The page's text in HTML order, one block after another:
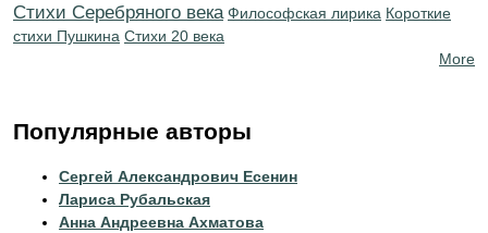
Cтихи Серебряного века Философская лирика Короткие
стихи Пушкина Стихи 20 века
More
Популярные авторы
Сергей Александрович Есенин
Лариса Рубальская
Анна Андреевна Ахматова